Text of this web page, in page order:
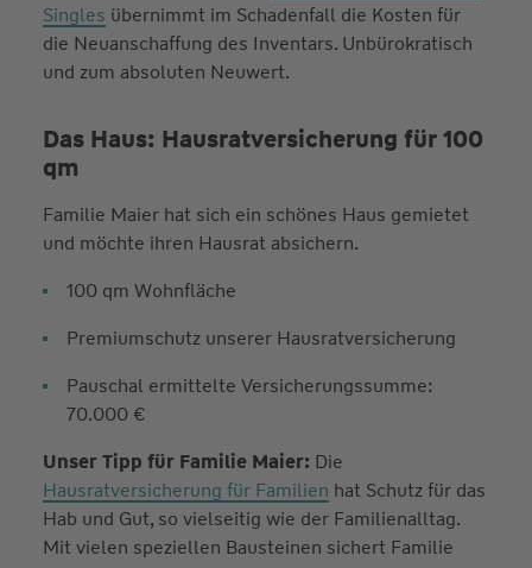
Singles übernimmt im Schadenfall die Kosten für
die Neuanschaffung des Inventars. Unbürokratisch
und zum absoluten Neuwert.
Das Haus: Hausrat­versicherung für 100
qm
Familie Maier hat sich ein schönes Haus gemietet
und möchte ihren Hausrat absichern.
100 qm Wohnfläche
Premiumschutz unserer Hausratversicherung
Pauschal ermittelte Versicherungssumme:
70.000 €
Unser Tipp für Familie Maier: Die
Hausratversicherung für Familien hat Schutz für das
Hab und Gut, so vielseitig wie der Familienalltag.
Mit vielen speziellen Bausteinen sichert Familie